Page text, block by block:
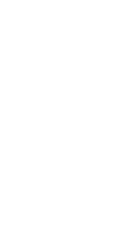
levando os bichos para longe de nós.
eles não sabem que dentro das
não era assim. Antes, os lobos